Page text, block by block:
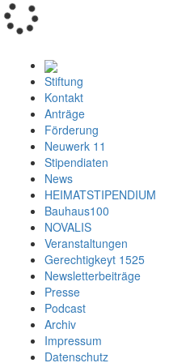
Stiftung
Kontakt
Anträge
Förderung
Neuwerk 11
Stipendiaten
News
HEIMATSTIPENDIUM
Bauhaus100
NOVALIS
Veranstaltungen
Gerechtigkeyt 1525
Newsletterbeiträge
Presse
Podcast
Archiv
Impressum
Datenschutz